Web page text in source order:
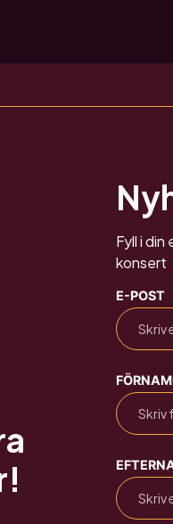
Fyll i
konsert
E-POST